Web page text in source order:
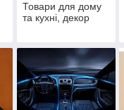
Товари для дому
та кухні, декор